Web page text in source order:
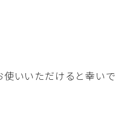
いいただけると幸いで